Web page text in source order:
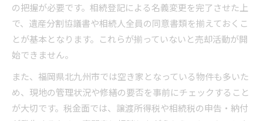
の把握が必要です。相続登記による名義変更を完了させた上
で、遺産分割協議書や相続人全員の同意書類を揃えておくこ
とが基本となります。これらが揃っていないと売却活動が開
始できません。
また、福岡県北九州市では空き家となっている物件も多いた
め、現地の管理状況や修繕の要否を事前にチェックすること
が大切です。税金面では、譲渡所得税や相続税の申告・納付